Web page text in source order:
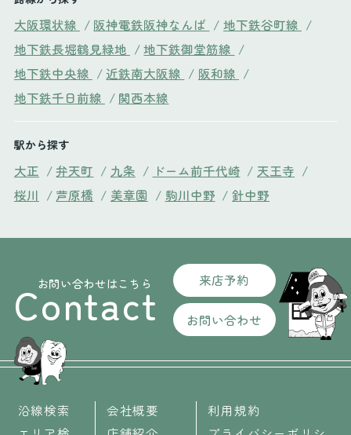
大阪環状線 / 阪神電鉄阪神なんば / 地下鉄谷町線 /
地下鉄長堀鶴見緑地 / 地下鉄御堂筋線 /
地下鉄中央線 / 近鉄南大阪線 / 阪和線 /
地下鉄千日前線 / 関西本線
駅から探す
大正 / 弁天町 / 九条 / ドーム前千代崎 / 天王寺 /
桜川 / 芦原橋 / 美章園 / 駒川中野 / 針中野
お問い合わせはこちら
Contact 来店予約
お問い合わせ
沿線検索
会社概要
利用規約